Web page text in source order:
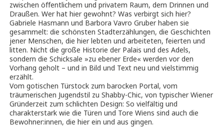
zwischen öffentlichem und privatem Raum, dem Drinnen und
Draußen. Wer hat hier gewohnt? Was verbirgt sich hier?
Gabriele Hasmann und Barbora Vavro Gruber haben sie
gesammelt: die schönsten Stadterzählungen, die Geschichten
jener Menschen, die hier lebten und arbeiteten, feierten und
litten. Nicht die große Historie der Palais und des Adels,
sondern die Schicksale »zu ebener Erde« werden vor den
Vorhang geholt – und in Bild und Text neu und vielstimmig
erzählt.
Vom gotischen Türstock zum barocken Portal, vom
träumerischen Jugendstil zu Shabby-Chic, von typischer Wiener
Gründerzeit zum schlichten Design: So vielfältig und
charakterstark wie die Türen und Tore Wiens sind auch die
Bewohner:innen, die hier ein und aus gingen.